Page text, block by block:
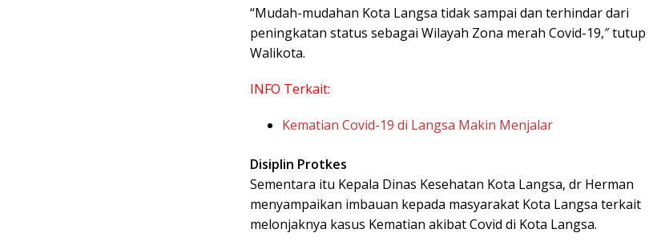
“Mudah-mudahan Kota Langsa tidak sampai dan terhindar dari
peningkatan status sebagai Wilayah Zona merah Covid-19,″ tutup
Walikota.
INFO Terkait:
Kematian Covid-19 di Langsa Makin Menjalar
Disiplin Protkes
Sementara itu Kepala Dinas Kesehatan Kota Langsa, dr Herman
menyampaikan imbauan kepada masyarakat Kota Langsa terkait
melonjaknya kasus Kematian akibat Covid di Kota Langsa.